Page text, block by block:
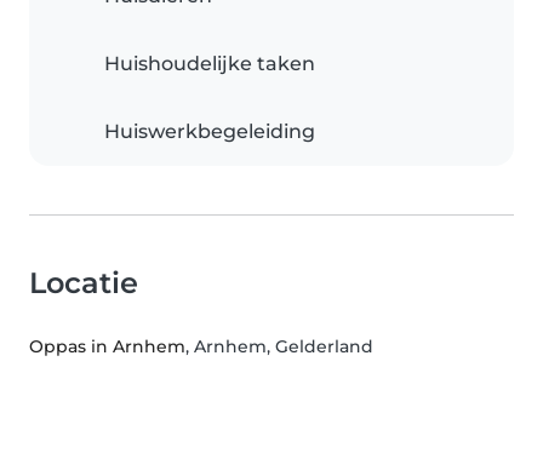
Huishoudelijke taken
Huiswerkbegeleiding
Locatie
Oppas in Arnhem, Arnhem, Gelderland